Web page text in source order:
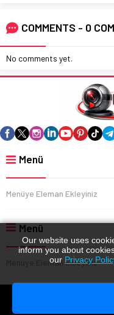
COMMENTS - 0
No comments yet.
Menü
Menüye Eleman Ekleyiniz
Menü
Menüye Eleman Ekleyiniz
Our website uses
inform you about
our Privacy